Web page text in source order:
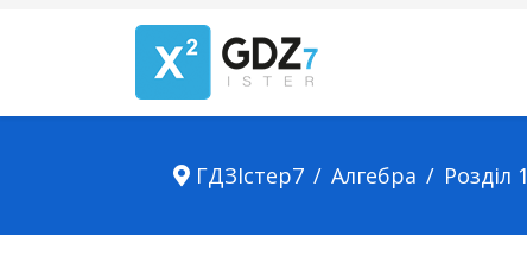
ГДЗІстер7 Алгебра Розділ 1